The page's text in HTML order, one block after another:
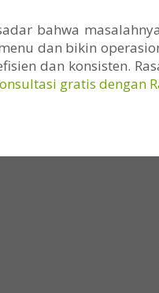
bahwa
dan bikin
dan konsisten.
gratis dengan